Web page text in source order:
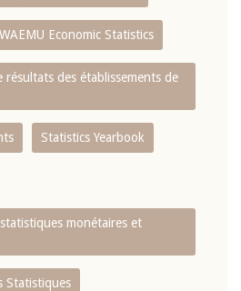
Economic Statistics
résultats des établissements de
Statistics Yearbook
monétaires et
Statistiques